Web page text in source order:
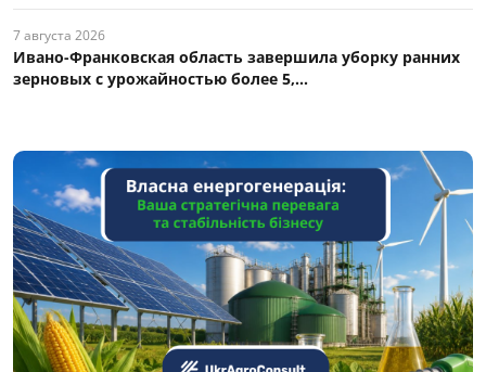
7 августа 2026
Ивано-Франковская область завершила уборку ранних
зерновых с урожайностью более 5,...